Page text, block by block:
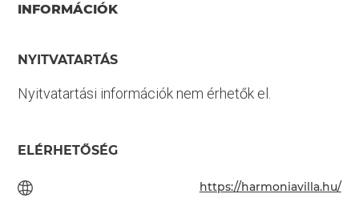
INFORMÁCIÓK
NYITVATARTÁS
Nyitvatartási információk nem érhetők el.
ELÉRHETŐSÉG
https://harmoniavilla.hu/